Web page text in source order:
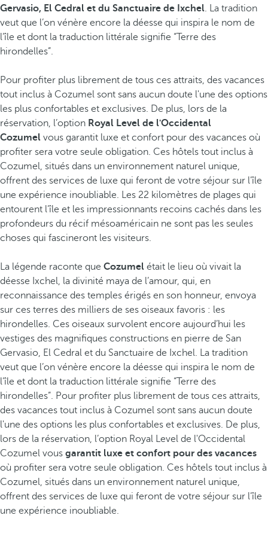
Gervasio, El Cedral et du Sanctuaire de Ixchel. La tradition
veut que l’on vénère encore la déesse qui inspira le nom de
l’île et dont la traduction littérale signifie “Terre des
hirondelles”.
Pour profiter plus librement de tous ces attraits, des vacances
tout inclus à Cozumel sont sans aucun doute l'une des options
les plus confortables et exclusives. De plus, lors de la
réservation, l’option Royal Level de l'Occidental
Cozumel vous garantit luxe et confort pour des vacances où
profiter sera votre seule obligation. Ces hôtels tout inclus à
Cozumel, situés dans un environnement naturel unique,
offrent des services de luxe qui feront de votre séjour sur l’île
une expérience inoubliable. Les 22 kilomètres de plages qui
entourent l’île et les impressionnants recoins cachés dans les
profondeurs du récif mésoaméricain ne sont pas les seules
choses qui fascineront les visiteurs.
La légende raconte que Cozumel était le lieu où vivait la
déesse Ixchel, la divinité maya de l’amour, qui, en
reconnaissance des temples érigés en son honneur, envoya
sur ces terres des milliers de ses oiseaux favoris : les
hirondelles. Ces oiseaux survolent encore aujourd’hui les
vestiges des magnifiques constructions en pierre de San
Gervasio, El Cedral et du Sanctuaire de Ixchel. La tradition
veut que l’on vénère encore la déesse qui inspira le nom de
l’île et dont la traduction littérale signifie “Terre des
hirondelles”. Pour profiter plus librement de tous ces attraits,
des vacances tout inclus à Cozumel sont sans aucun doute
l'une des options les plus confortables et exclusives. De plus,
lors de la réservation, l’option Royal Level de l'Occidental
Cozumel vous garantit luxe et confort pour des vacances
où profiter sera votre seule obligation. Ces hôtels tout inclus à
Cozumel, situés dans un environnement naturel unique,
offrent des services de luxe qui feront de votre séjour sur l’île
une expérience inoubliable.